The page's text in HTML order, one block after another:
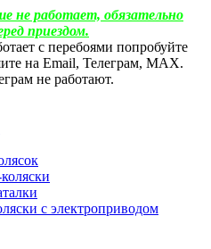
не работает, обязательно
приездом.
с перебоями попробуйте
на Email, Телеграм, МАХ.
не работают.
с электроприводом